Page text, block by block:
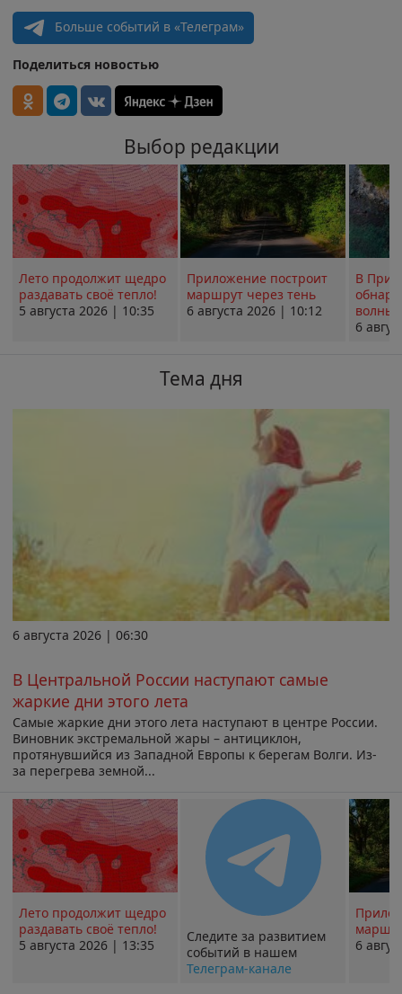
Больше событий в «Телеграм»
Поделиться новостью
Выбор редакции
Лето продолжит щедро
раздавать своё тепло!
5 августа 2026 | 10:35
Приложение построит
маршрут через тень
6 августа 2026 | 10:12
В
волны
6
Тема дня
6 августа 2026 | 06:30
В Центральной России наступают самые
жаркие дни этого лета
Самые жаркие дни этого лета наступают в центре России.
Виновник экстремальной жары – антициклон,
протянувшийся из Западной Европы к берегам Волги. Из-
за перегрева земной...
Лето продолжит щедро
раздавать своё тепло!
5 августа 2026 | 13:35
Следите за развитием
событий в нашем
Телеграм-канале
6